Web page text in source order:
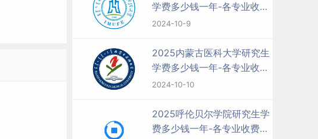
学费多少钱一年-各专业收费
标准
2024-10-9
2025内蒙古医科大学研究生
学费多少钱一年-各专业收费
标准
2024-10-10
2025呼伦贝尔学院研究生学
费多少钱一年-各专业收费标